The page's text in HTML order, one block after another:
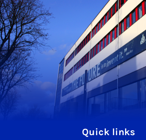
Quick links